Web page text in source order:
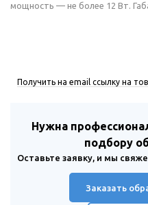
мощность — не более 12 Вт.
Получить на email ссылку на
Нужна
подбору
Оставьте заявку, и мы
Заказать